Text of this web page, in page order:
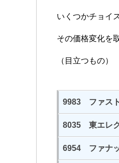
いくつかチョイ
その価格変化を
（目立つもの）
9983 ファス
8035 東エレ
6954 ファナ